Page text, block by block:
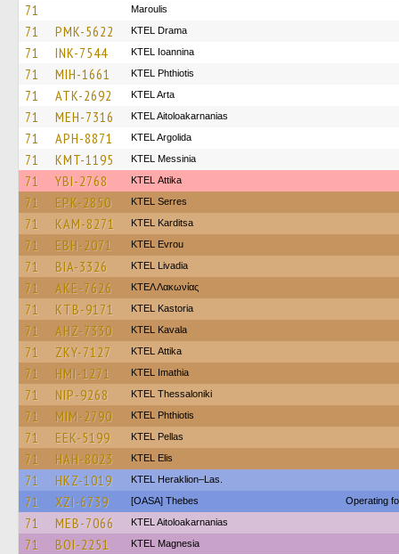
71 Maroulis
71 PMK-5622 KTEL Drama
71 INK-7544 KTEL Ioannina
71 MIH-1661 ΚΤΕL Phthiotis
71 ATK-2692 KTEL Arta
71 MEH-7316 KTEL Aitoloakarnanias
71 APH-8871 KTEL Argolida
71 KMT-1195 KTEL Messinia
71 YBI-2768 KΤΕL Αttika
71 EPK-2850 KTEL Serres
71 KAM-8271 ΚΤΕL Karditsa
71 EBH-2071 KTEL Evrou
71 BIA-3326 KTEL Livadia
71 AKE-7626 ΚΤΕΛ Λακωνίας
71 KTB-9171 KTEL Kastoria
71 AHZ-7330 KTEL Kavala
71 ZKY-7127 KΤΕL Αttika
71 HMI-1271 KTEL Imathia
71 NIP-9268 KTEL Thessaloniki
71 MIM-2790 ΚΤΕL Phthiotis
71 EEK-5199 KTEL Pellas
71 HAH-8023 KTEL Elis
71 HKZ-1019 KTEL Heraklion–Las.
71 XZI-6739 [OASA] Thebes Operating
71 MEB-7066 KTEL Aitoloakarnanias
71 BOI-2251 ΚΤΕL Magnesia